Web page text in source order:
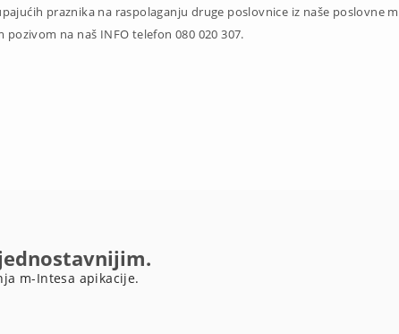
praznika na raspolaganju druge poslovnice iz naše poslovne
na naš INFO telefon 080 020 307.
m-Intesa apikacije.